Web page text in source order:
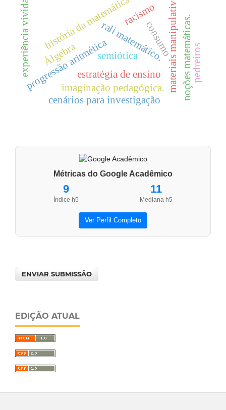
estratégia de ensino
progressão aritmética
história da matemática materiais manipulativos
racismo
imaginação pedagógica.
Álgebra
cenários para investigação
rali matemático.
experiência vivida noções matemáticas.
semiótica pedreiros
consumo
Métricas do Google Acadêmico
9
Índice h5
11
Mediana h5
Ver Perfil Completo
ENVIAR SUBMISSÃO
EDIÇÃO ATUAL